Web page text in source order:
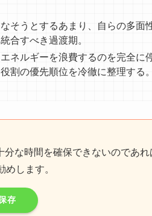
そうとするあまり、自らの多面
合すべき過渡期。
ネルギーを浪費するのを完全に
割の優先順位を冷徹に整理する。
な時間を確保できないのであ
します。
存